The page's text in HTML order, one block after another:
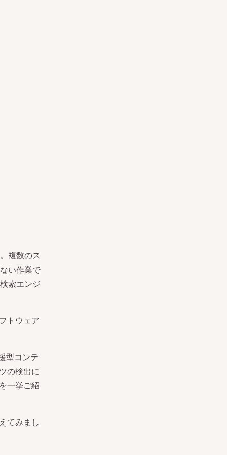
複数のス
い作業で
索エンジ
トウェア
型コンテ
の検出に
一挙ご紹
てみまし